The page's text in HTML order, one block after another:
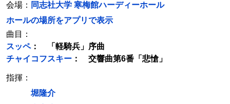
会場： 同志社大学 寒梅館ハーディーホール
ホールの場所をアプリで表示
曲目：
スッペ： 「軽騎兵」序曲
チャイコフスキー ： 交響曲第6番「悲愴」
指揮：
堀隆介